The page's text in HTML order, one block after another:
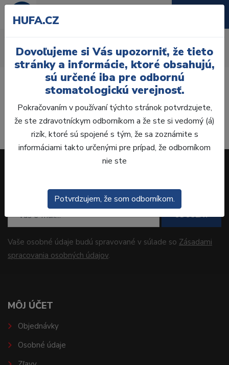
Úvod Laboratoř
ODOSLAŤ
Vaše osobné údaje budú spravované v súlade so Zásadami
spracovania osobných údajov.
MÔJ ÚČET
Objednávky
Osobné údaje
HUFA.CZ
Dovoľujeme si Vás upozorniť, že tieto
stránky a informácie, ktoré obsahujú,
sú určené iba pre odbornú
stomatologickú verejnosť.
Pokračovaním v používaní týchto stránok potvrdzujete,
že ste zdravotníckym odborníkom a že ste si vedomý (á)
rizík, ktoré sú spojené s tým, že sa zoznámite s
informáciami takto určenými pre prípad, že odborníkom
nie ste
Potvrdzujem, že som odborníkom.